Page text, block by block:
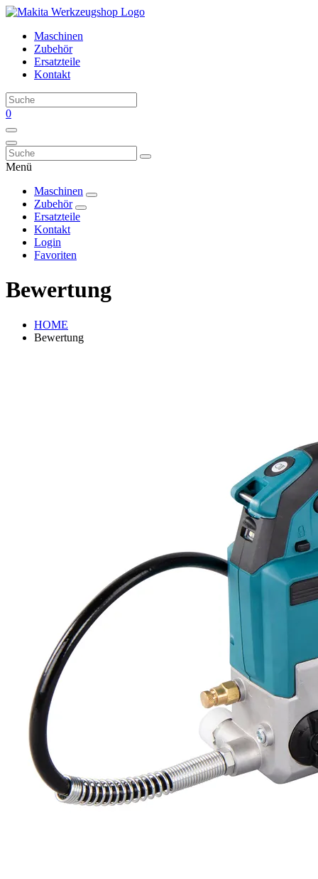
Maschinen
Zubehör
Ersatzteile
Kontakt
0
Menü
Maschinen
Zubehör
Ersatzteile
Kontakt
Login
Favoriten
Bewertung
HOME
Bewertung